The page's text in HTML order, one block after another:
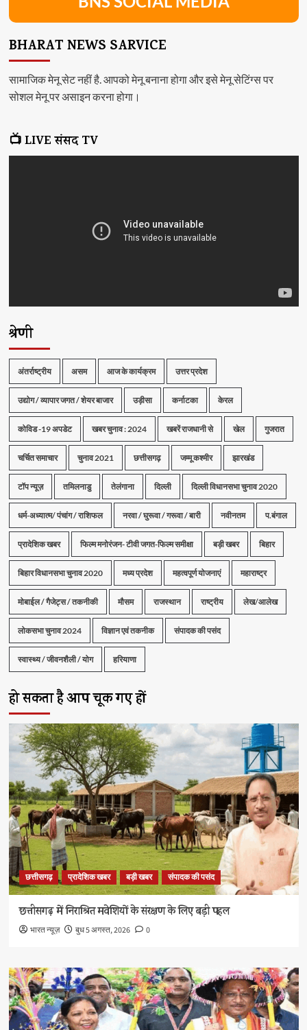
BHARAT NEWS SARVICE
सामाजिक मेनू सेट नहीं है. आपको मेनू बनाना होगा और इसे मेनू सेटिंग्स पर
सोशल मेनू पर असाइन करना होगा।
📺 LIVE संसद TV
श्रेणी
अंतर्राष्ट्रीय असम आज के कार्यक्रम उत्तर प्रदेश
उद्योग / व्यापार जगत / शेयर बाजार उड़ीसा कर्नाटका केरल
कोविड -19 अपडेट खबर चुनाव : 2024 खबरें राजधानी से खेल गुजरात
चर्चित समाचार चुनाव 2021 छत्तीसगढ़ जम्मू कश्मीर झारखंड
टॉप न्यूज़ तमिलनाडु तेलंगाना दिल्ली दिल्ली विधानसभा चुनाव 2020
धर्म-अध्यात्म/ पंचांग / राशिफल नरवा / घुरूवा / गरूवा / बारी नवीनतम प.बंगाल
प्रादेशिक खबर फिल्म मनोरंजन- टीवी जगत-फिल्म समीक्षा बड़ी खबर बिहार
बिहार विधानसभा चुनाव 2020 मध्य प्रदेश महत्वपूर्ण योजनाएं महाराष्ट्र
मोबाईल / गैजेट्स / तकनीकी मौसम राजस्थान राष्ट्रीय लेख/आलेख
लोकसभा चुनाव 2024 विज्ञान एवं तकनीक संपादक की पसंद
स्वास्थ्य / जीवनशैली / योग हरियाणा
हो सकता है आप चूक गए हों
छत्तीसगढ़ प्रादेशिक खबर बड़ी खबर संपादक की पसंद
छत्तीसगढ़ में निराश्रित मवेशियों के संरक्षण के लिए बड़ी पहल
भारत न्यूज़ बुध 5 अगस्त, 2026 0